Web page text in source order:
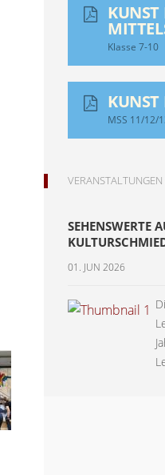
KUNST
Klasse 7-10
KUNST
MSS 11/12/
SEHENSWERTE
01. JUN 2026